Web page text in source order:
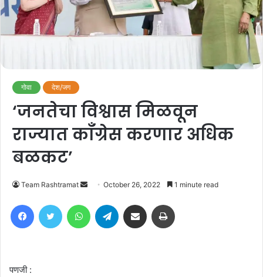
गोवा देश/जग
‘जनतेचा विश्वास मिळवून
राज्यात काँग्रेस करणार अधिक
बळकट’
Team Rashtramat
Send
email
October 26, 2022 1 minute read
FacebookTwitter WhatsAppTelegram Share via Email
पणजी :